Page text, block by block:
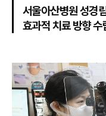
서울아산병원 성경
효과적 치료 방향 수